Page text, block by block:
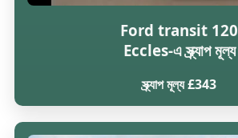
Ford transit 120
Eccles-এ স্ক্র্যাপ মূল্য
স্ক্র্যাপ মূল্য £343